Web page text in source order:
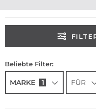
Beliebte Filter:
MARKE 1 FÜR